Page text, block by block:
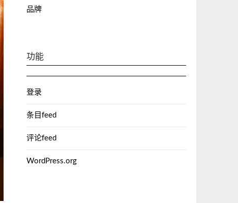
品牌
功能
登录
条目feed
评论feed
WordPress.org